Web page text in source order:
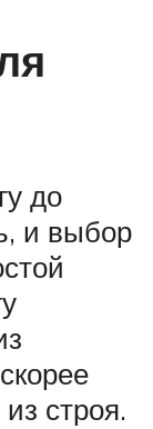
до
и выбор
строя.